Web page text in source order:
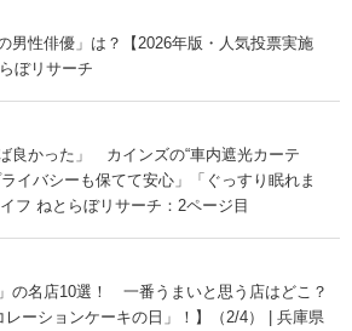
男性俳優」は？【2026年版・人気投票実施
ぼリサーチ
良かった」 カインズの“車内遮光カーテ
イバシーも保てて安心」「ぐっすり眠れま
フ ねとらぼリサーチ：2ページ目
の名店10選！ 一番うまいと思う店はどこ？
レーションケーキの日」！】（2/4） | 兵庫県